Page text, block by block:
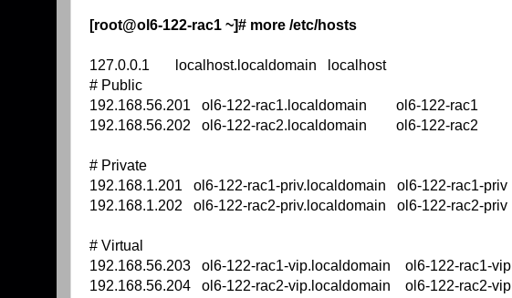
[root@ol6-122-rac1 ~]# more /etc/hosts
127.0.0.1 localhost.localdomain localhost
# Public
192.168.56.201 ol6-122-rac1.localdomain ol6-122-rac1
192.168.56.202 ol6-122-rac2.localdomain ol6-122-rac2
# Private
192.168.1.201 ol6-122-rac1-priv.localdomain ol6-122-rac1-priv
192.168.1.202 ol6-122-rac2-priv.localdomain ol6-122-rac2-priv
# Virtual
192.168.56.203 ol6-122-rac1-vip.localdomain ol6-122-rac1-vip
192.168.56.204 ol6-122-rac2-vip.localdomain ol6-122-rac2-vip